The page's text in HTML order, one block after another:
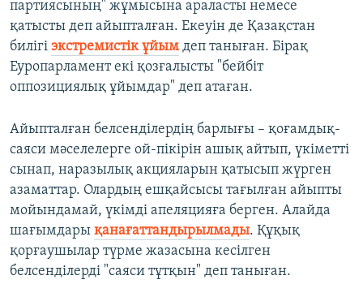
партиясының" жұмысына араласты немесе
қатысты деп айыпталған. Екеуін де Қазақстан
билігі экстремистік ұйым деп таныған. Бірақ
Еуропарламент екі қозғалысты "бейбіт
оппозициялық ұйымдар" деп атаған.
Айыпталған белсенділердің барлығы – қоғамдық-
саяси мәселелерге ой-пікірін ашық айтып, үкіметті
сынап, наразылық акцияларын қатысып жүрген
азаматтар. Олардың ешқайсысы тағылған айыпты
мойындамай, үкімді апеляцияға берген. Алайда
шағымдары қанағаттандырылмады. Құқық
қорғаушылар түрме жазасына кесілген
белсенділерді "саяси тұтқын" деп таныған.